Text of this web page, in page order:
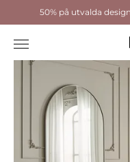
50% på utvalda